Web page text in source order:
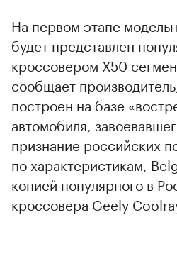
На первом этапе
будет представлен
кроссовером Х50
сообщает
построен на базе
автомобиля,
признание российских
по характеристикам,
копией популярного в
кроссовера Geely